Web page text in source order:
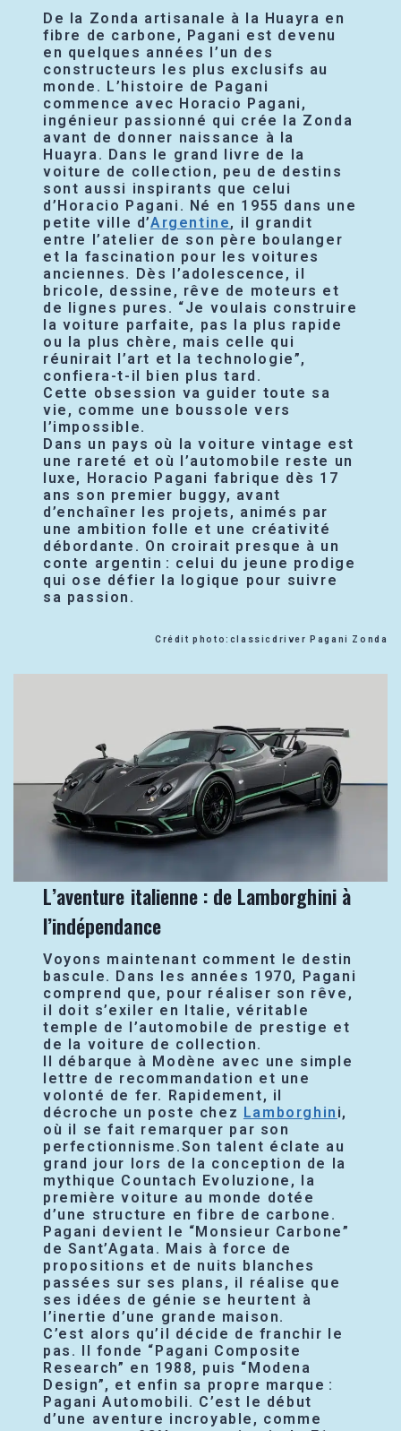
De la Zonda artisanale à la Huayra en
fibre de carbone, Pagani est devenu
en quelques années l’un des
constructeurs les plus exclusifs au
monde. L’histoire de Pagani
commence avec Horacio Pagani,
ingénieur passionné qui crée la Zonda
avant de donner naissance à la
Huayra. Dans le grand livre de la
voiture de collection, peu de destins
sont aussi inspirants que celui
d’Horacio Pagani. Né en 1955 dans une
petite ville d’Argentine, il grandit
entre l’atelier de son père boulanger
et la fascination pour les voitures
anciennes. Dès l’adolescence, il
bricole, dessine, rêve de moteurs et
de lignes pures. “Je voulais construire
la voiture parfaite, pas la plus rapide
ou la plus chère, mais celle qui
réunirait l’art et la technologie”,
confiera-t-il bien plus tard.
Cette obsession va guider toute sa
vie, comme une boussole vers
l’impossible.
Dans un pays où la voiture vintage est
une rareté et où l’automobile reste un
luxe, Horacio Pagani fabrique dès 17
ans son premier buggy, avant
d’enchaîner les projets, animés par
une ambition folle et une créativité
débordante. On croirait presque à un
conte argentin : celui du jeune prodige
qui ose défier la logique pour suivre
sa passion.
Crédit photo:classicdriver Pagani Zonda
L’aventure italienne : de Lamborghini à
l’indépendance
Voyons maintenant comment le destin
bascule. Dans les années 1970, Pagani
comprend que, pour réaliser son rêve,
il doit s’exiler en Italie, véritable
temple de l’automobile de prestige et
de la voiture de collection.
Il débarque à Modène avec une simple
lettre de recommandation et une
volonté de fer. Rapidement, il
décroche un poste chez Lamborghin i,
où il se fait remarquer par son
perfectionnisme.Son talent éclate au
grand jour lors de la conception de la
mythique Countach Evoluzione, la
première voiture au monde dotée
d’une structure en fibre de carbone.
Pagani devient le “Monsieur Carbone”
de Sant’Agata. Mais à force de
propositions et de nuits blanches
passées sur ses plans, il réalise que
ses idées de génie se heurtent à
l’inertie d’une grande maison.
C’est alors qu’il décide de franchir le
pas. Il fonde “Pagani Composite
Research” en 1988, puis “Modena
Design”, et enfin sa propre marque :
Pagani Automobili. C’est le début
d’une aventure incroyable, comme